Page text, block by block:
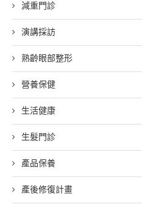
減重門診
演講採訪
熟齡眼部整形
營養保健
生活健康
生髮門診
產品保養
產後修復計畫